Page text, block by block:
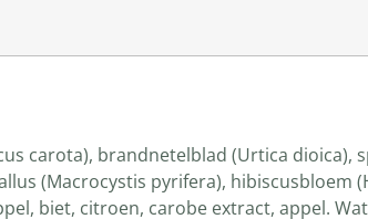
carota), brandnetelblad (Urtica
(Macrocystis pyrifera),
biet, citroen, carobe extract, appel.